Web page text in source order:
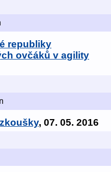
republiky
ovčáků v agility
, 07. 05. 2016